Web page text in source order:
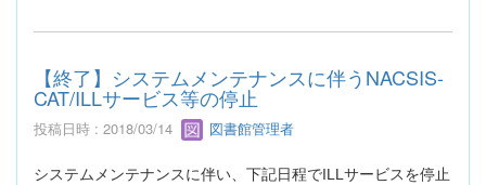
【終了】システムメンテナンスに伴うNACSIS-
CAT/ILLサービス等の停止
投稿日時 : 2018/03/14 図書館管理者
システムメンテナンスに伴い、下記日程でILLサービスを停止